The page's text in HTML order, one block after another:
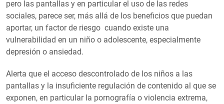
pero las pantallas y en particular el uso de las redes
sociales, parece ser, más allá de los beneficios que puedan
aportar, un factor de riesgo cuando existe una
vulnerabilidad en un niño o adolescente, especialmente
depresión o ansiedad.
Alerta que el acceso descontrolado de los niños a las
pantallas y la insuficiente regulación de contenido al que se
exponen, en particular la pornografía o violencia extrema,